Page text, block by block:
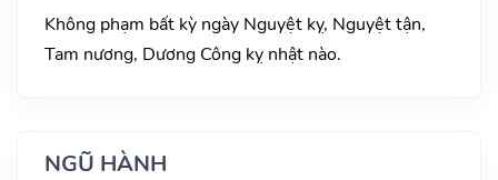
Không phạm bất kỳ ngày Nguyệt kỵ, Nguyệt tận,
Tam nương, Dương Công kỵ nhật nào.
NGŨ HÀNH